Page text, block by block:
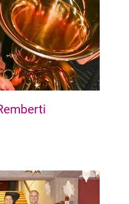
Ellener Feld, Ellenerbrok-